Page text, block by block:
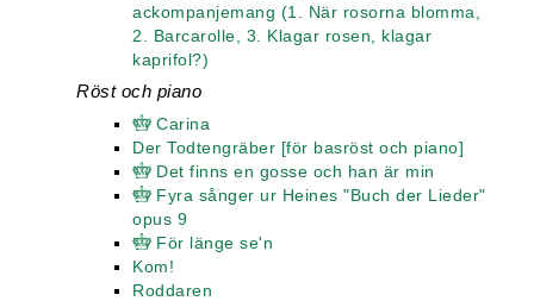
ackompanjemang (1. När rosorna blomma,
2. Barcarolle, 3. Klagar rosen, klagar
kaprifol?)
Röst och piano
Carina
Der Todtengräber [för basröst och piano]
Det finns en gosse och han är min
Fyra sånger ur Heines "Buch der Lieder"
opus 9
För länge se'n
Kom!
Roddaren